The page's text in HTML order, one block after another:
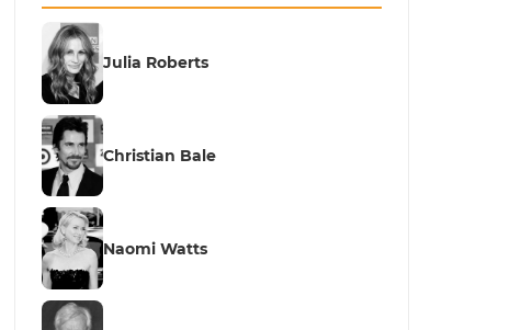
Julia Roberts
Christian Bale
Naomi Watts